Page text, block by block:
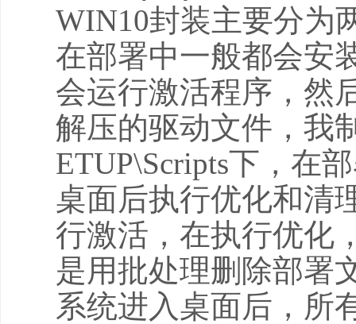
WIN10封装主要分为
在部署中一般都会安
会运行激活程序，然
解压的驱动文件，我
ETUP\Scripts下，在
桌面后执行优化和清
行激活，在执行优化
是用批处理删除部署
系统进入桌面后，所